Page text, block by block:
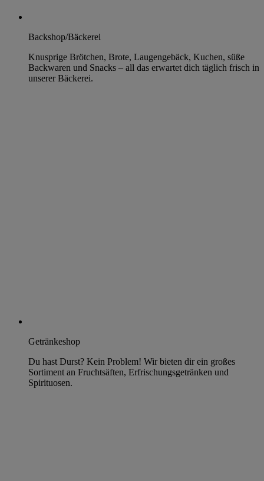
Backshop/Bäckerei
Knusprige Brötchen, Brote, Laugengebäck, Kuchen, süße
Backwaren und Snacks – all das erwartet dich täglich frisch in
unserer Bäckerei.
Getränkeshop
Du hast Durst? Kein Problem! Wir bieten dir ein großes
Sortiment an Fruchtsäften, Erfrischungsgetränken und
Spirituosen.